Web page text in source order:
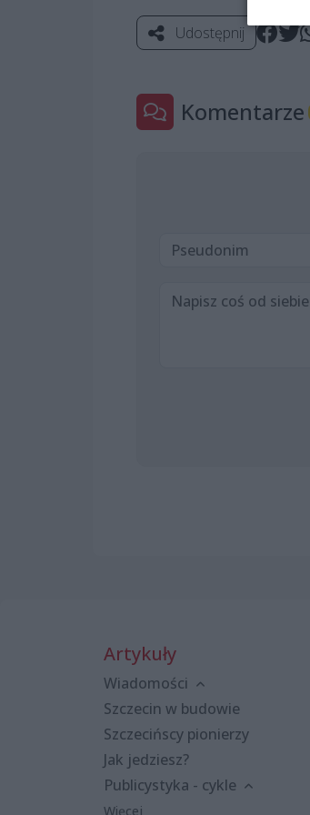
Udostępnij
Komentarze
Artykuły
Wiadomości
Szczecin w budowie
Szczecińscy pionierzy
Jak jedziesz?
Publicystyka - cykle
Więcej